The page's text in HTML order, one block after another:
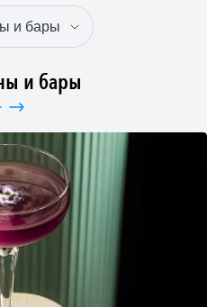
и бары